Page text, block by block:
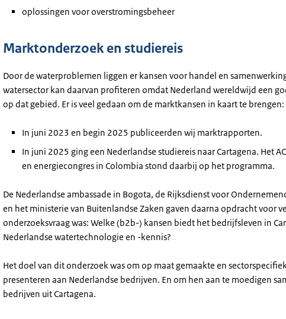
oplossingen voor overstromingsbeheer
Marktonderzoek en studiereis
Door de waterproblemen liggen er kansen voor handel en
watersector kan daarvan profiteren omdat Nederland wereldwijd een
op dat gebied. Er is veel gedaan om de marktkansen in kaart te brengen:
In juni 2023 en begin 2025 publiceerden wij marktrapporten.
In juni 2025 ging een Nederlandse studiereis naar Cartagena. Het
en energiecongres in Colombia stond daarbij op het programma.
De Nederlandse ambassade in Bogota, de Rijksdienst voor
en het ministerie van Buitenlandse Zaken gaven daarna opdracht voor
onderzoeksvraag was: Welke (b2b-) kansen biedt het bedrijfsleven in
Nederlandse watertechnologie en -kennis?
Het doel van dit onderzoek was om op maat gemaakte en
presenteren aan Nederlandse bedrijven. En om hen aan te moedigen
bedrijven uit Cartagena.